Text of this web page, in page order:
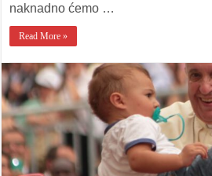
naknadno ćemo …
Read More »